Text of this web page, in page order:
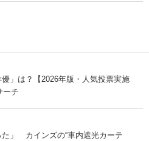
」は？【2026年版・人気投票実施
ーチ
た」 カインズの“車内遮光カーテ